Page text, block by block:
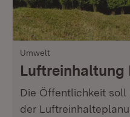
Umwelt
Luftreinhaltung
Die Öffentlichkeit soll
der